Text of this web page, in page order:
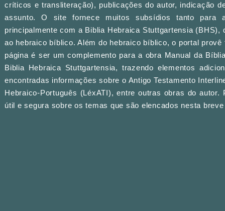
críticos e transliteração), publicações do autor, indicação
assunto. O site fornece muitos subsídios tanto para
principalmente com a Biblia Hebraica Stuttgartensia
ao hebraico bíblico. Além do hebraico bíblico, o portal
página é ser um complemento para a obra Manual da
Biblia Hebraica Stuttgartensia, trazendo elementos
encontradas informações sobre o Antigo Testamento
Hebraico-Português (LéxATI), entre outras obras do
útil e segura sobre os temas que são elencados nesta